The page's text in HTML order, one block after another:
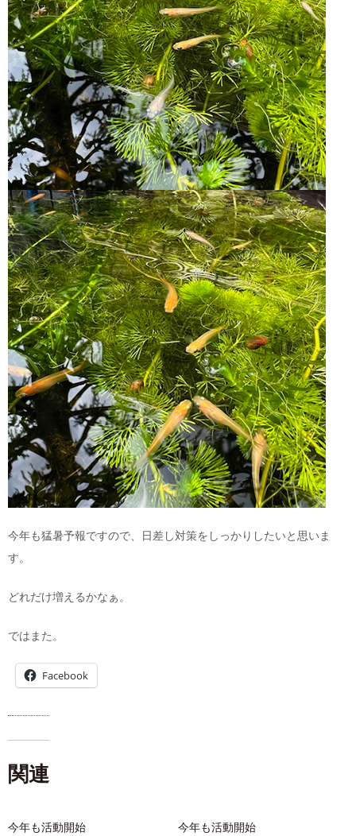
今年も猛暑予報ですので、日差し対策をしっかりしたいと思いま
す。
どれだけ増えるかなぁ。
ではまた。
Facebook
関連
今年も活動開始
今年も活動開始